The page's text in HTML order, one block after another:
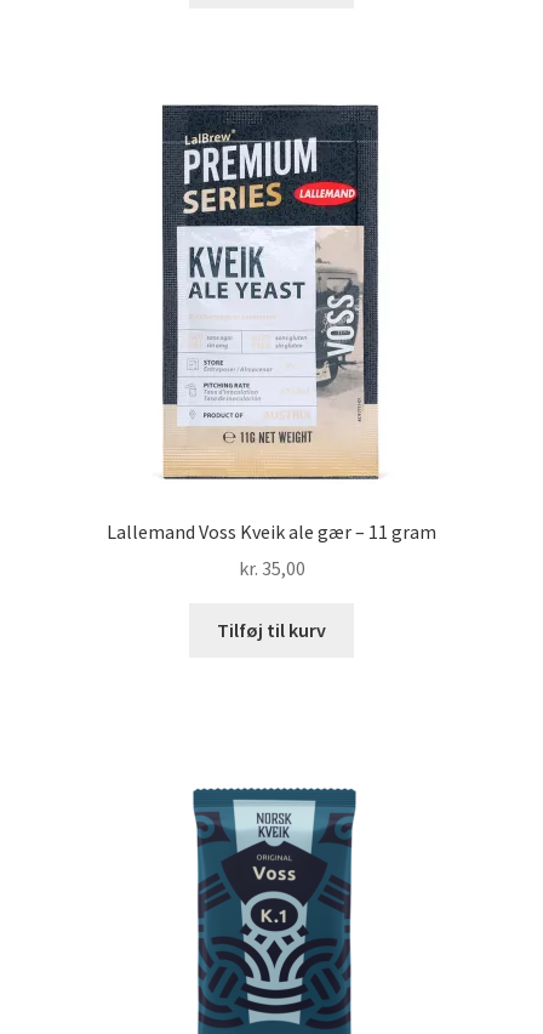
Lallemand Voss Kveik ale gær – 11 gram
kr. 35,00
Tilføj til kurv